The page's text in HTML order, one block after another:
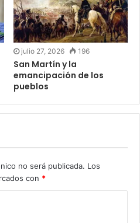
julio 27, 2026 196
San Martín y la
emancipación de los
pueblos
no será publicada. Los
con *